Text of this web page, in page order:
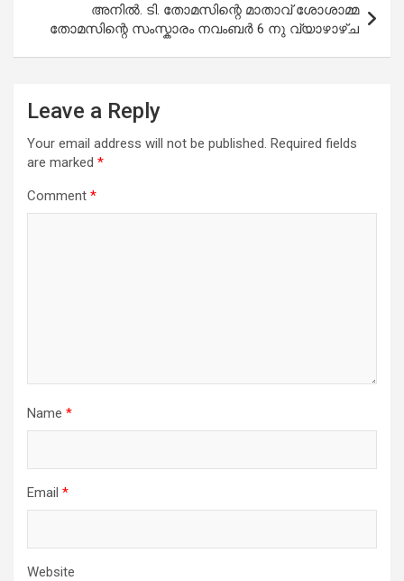
അനിൽ. ടി. തോമസിന്റെ മാതാവ് ശോശാമ്മ
തോമസിന്റെ സംസ്കാരം നവംബർ 6 നു വ്യാഴാഴ്ച
Leave a Reply
Your email address will not be published. Required fields
are marked *
Comment *
Name *
Email *
Website